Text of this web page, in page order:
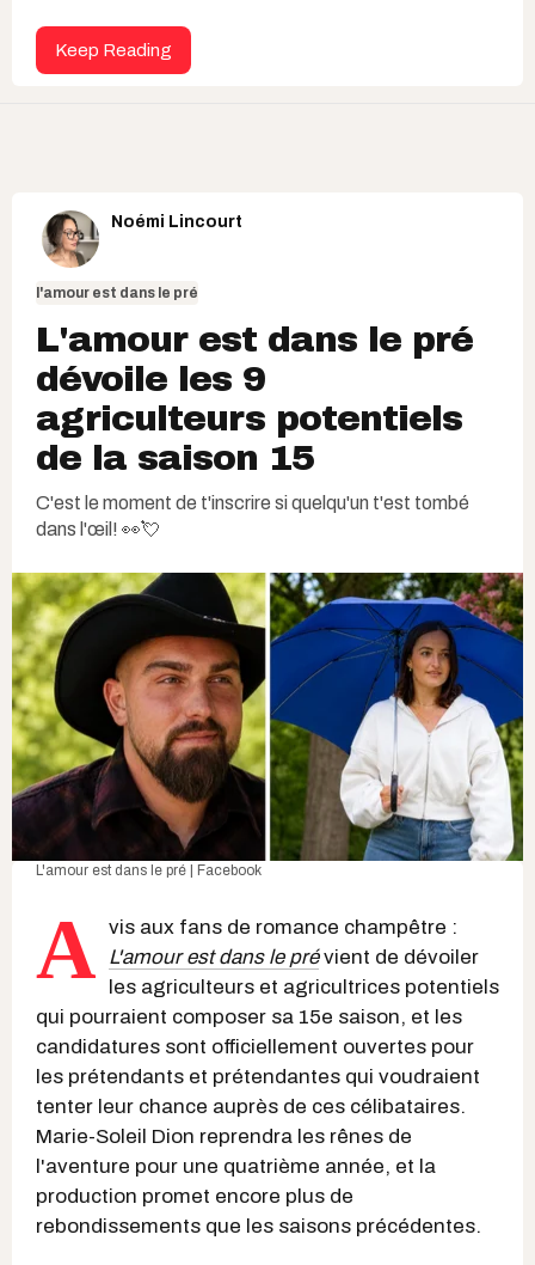
Keep Reading
Noémi Lincourt
l'amour est dans le pré
L'amour est dans le pré
dévoile les 9
agriculteurs potentiels
de la saison 15
C'est le moment de t'inscrire si quelqu'un t'est tombé
dans l'œil! 👀💘
L'amour est dans le pré | Facebook
A vis aux fans de romance champêtre :
L'amour est dans le prévient de dévoiler
les agriculteurs et agricultrices potentiels
qui pourraient composer sa 15e saison, et les
candidatures sont officiellement ouvertes pour
les prétendants et prétendantes qui voudraient
tenter leur chance auprès de ces célibataires.
Marie-Soleil Dion reprendra les rênes de
l'aventure pour une quatrième année, et la
production promet encore plus de
rebondissements que les saisons précédentes.